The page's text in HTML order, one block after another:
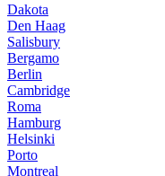
Dakota
Den Haag
Salisbury
Bergamo
Berlin
Cambridge
Roma
Hamburg
Helsinki
Porto
Montreal